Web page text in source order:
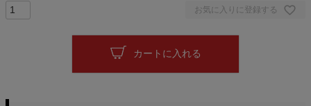
お気に入りに登録する
カートに入れる